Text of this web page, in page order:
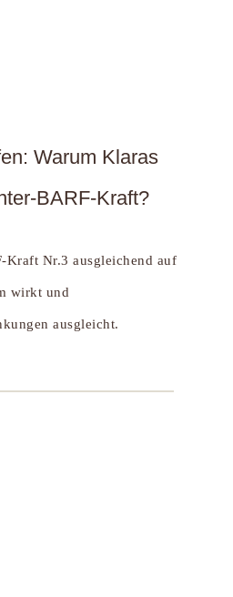
Warum Klaras
BARF-Kraft?
Kraft Nr.3 ausgleichend auf
wirkt und
ausgleicht.